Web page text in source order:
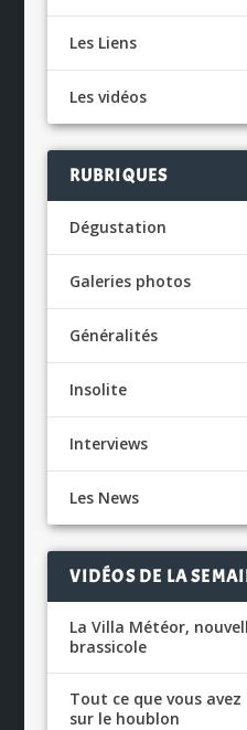
Les Liens
Les vidéos
RUBRIQUES
Dégustation
Galeries photos
Généralités
Insolite
Interviews
Les News
VIDÉOS DE LA
La Villa Météor,
brassicole
Tout ce que vous
sur le houblon